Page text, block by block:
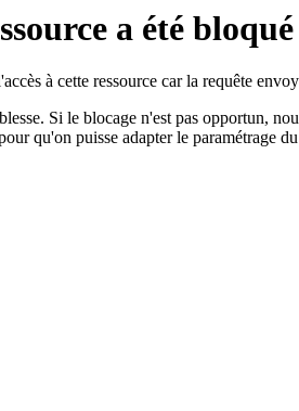
a été bloqué
à cette ressource car la requête
Si le blocage n'est pas opportun,
qu'on puisse adapter le paramétrage